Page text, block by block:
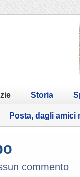
Storia
Posta, dagli amici
commento